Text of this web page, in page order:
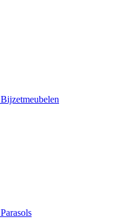
Bijzetmeubelen
Parasols